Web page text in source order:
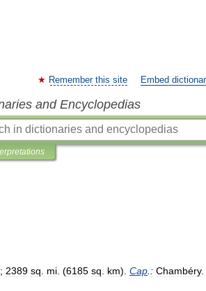
Remember this site Embed
and Encyclopedias
; 2389 sq mi . (6185 sq km). Cap : Chambéry.